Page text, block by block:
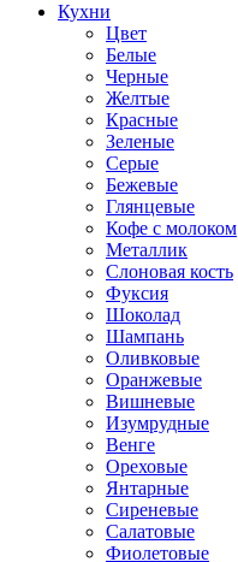
Кухни
Цвет
Белые
Черные
Желтые
Красные
Зеленые
Серые
Бежевые
Глянцевые
Кофе с молоком
Металлик
Слоновая кость
Фуксия
Шоколад
Шампань
Оливковые
Оранжевые
Вишневые
Изумрудные
Венге
Ореховые
Янтарные
Сиреневые
Салатовые
Фиолетовые